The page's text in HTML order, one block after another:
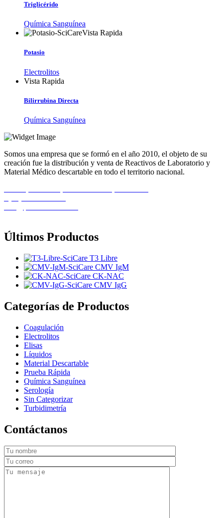
Triglicérido
Química Sanguínea
Vista Rapida
Potasio
Electrolitos
Vista Rapida
Bilirrubina Directa
Química Sanguínea
Somos una empresa que se formó en el año 2010, el objeto de su
creación fue la distribución y venta de Reactivos de Laboratorio y
Material Médico descartable en todo el territorio nacional.
Últimos Productos
T3 Libre
CMV IgM
CK-NAC
CMV IgG
Categorías de Productos
Coagulación
Electrolitos
Elisas
Líquidos
Material Descartable
Prueba Rápida
Química Sanguínea
Serología
Sin Categorizar
Turbidimetría
Contáctanos